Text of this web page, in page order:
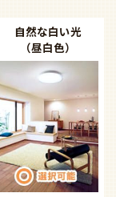
自然な白い光
（昼白色）